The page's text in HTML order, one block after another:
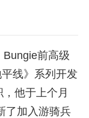
前高级
线》系列开发
他于上个月
了加入游骑兵